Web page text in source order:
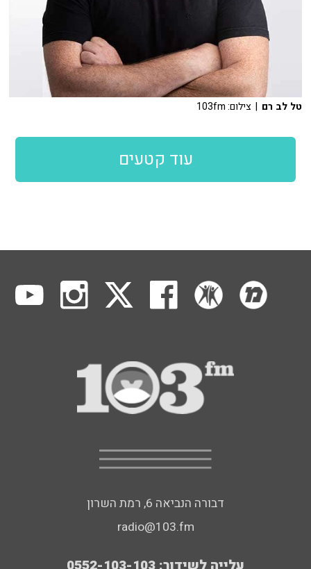
טל לב רם | צילום: 103fm
עוד קטעים
דבורה הנביאה 6, רמת השרון
radio@103.fm